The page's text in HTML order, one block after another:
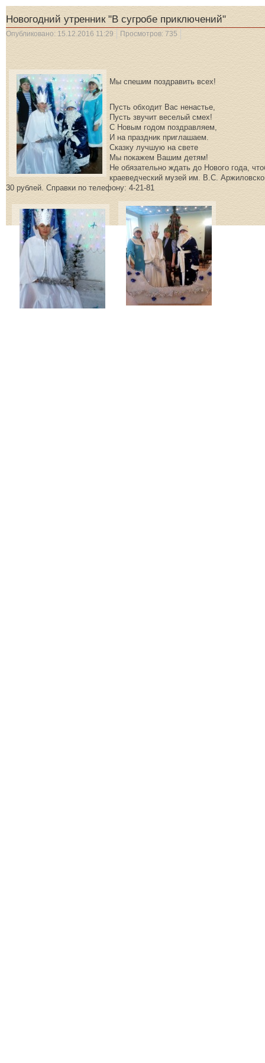
Новогодний утренник "В сугробе приключений"
Опубликовано: 15.12.2016 11:29 Просмотров: 735
Мы спешим поздравить всех!
Пусть обходит Вас ненастье,
Пусть звучит веселый смех!
С Новым годом поздравляем,
И на праздник приглашаем.
Сказку лучшую на свете
Мы покажем Вашим детям!
Не обязательно ждать до Нового года,
краеведческий музей им. В.С.
30 рублей. Справки по телефону: 4-21-81